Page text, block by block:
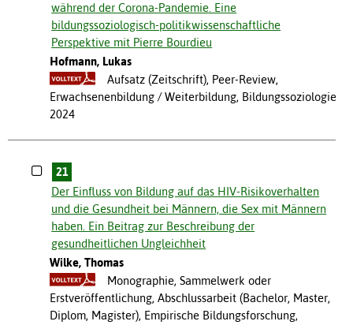
während der Corona-Pandemie. Eine
bildungssoziologisch-politikwissenschaftliche
Perspektive mit Pierre Bourdieu
Hofmann, Lukas
Aufsatz (Zeitschrift), Peer-Review,
Erwachsenenbildung / Weiterbildung, Bildungssoziologie
2024
21
Der Einfluss von Bildung auf das HIV-Risikoverhalten
und die Gesundheit bei Männern, die Sex mit Männern
haben. Ein Beitrag zur Beschreibung der
gesundheitlichen Ungleichheit
Wilke, Thomas
Monographie, Sammelwerk oder
Erstveröffentlichung, Abschlussarbeit (Bachelor, Master,
Diplom, Magister), Empirische Bildungsforschung,